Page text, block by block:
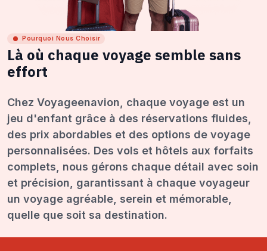
Pourquoi Nous Choisir
Là où chaque voyage semble sans
effort
Chez Voyageenavion, chaque voyage est un
jeu d'enfant grâce à des réservations fluides,
des prix abordables et des options de voyage
personnalisées. Des vols et hôtels aux forfaits
complets, nous gérons chaque détail avec soin
et précision, garantissant à chaque voyageur
un voyage agréable, serein et mémorable,
quelle que soit sa destination.